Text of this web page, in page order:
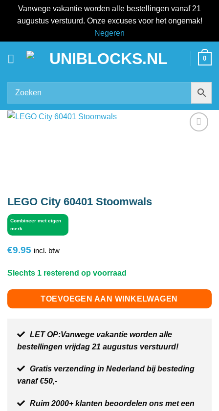
Vanwege vakantie worden alle bestellingen vanaf 21
augustus verstuurd. Onze excuses voor het ongemak!
Negeren
0
LEGO City 60401 Stoomwals
Combineer met eigen
merk
€9.95 incl. btw
Slechts 1 resterend op voorraad
TOEVOEGEN AAN WINKELWAGEN
LET OP:Vanwege vakantie worden alle
bestellingen vrijdag 21 augustus verstuurd!
Gratis verzending in Nederland bij besteding
vanaf €50,-
Ruim 2000+ klanten beoordelen ons met een